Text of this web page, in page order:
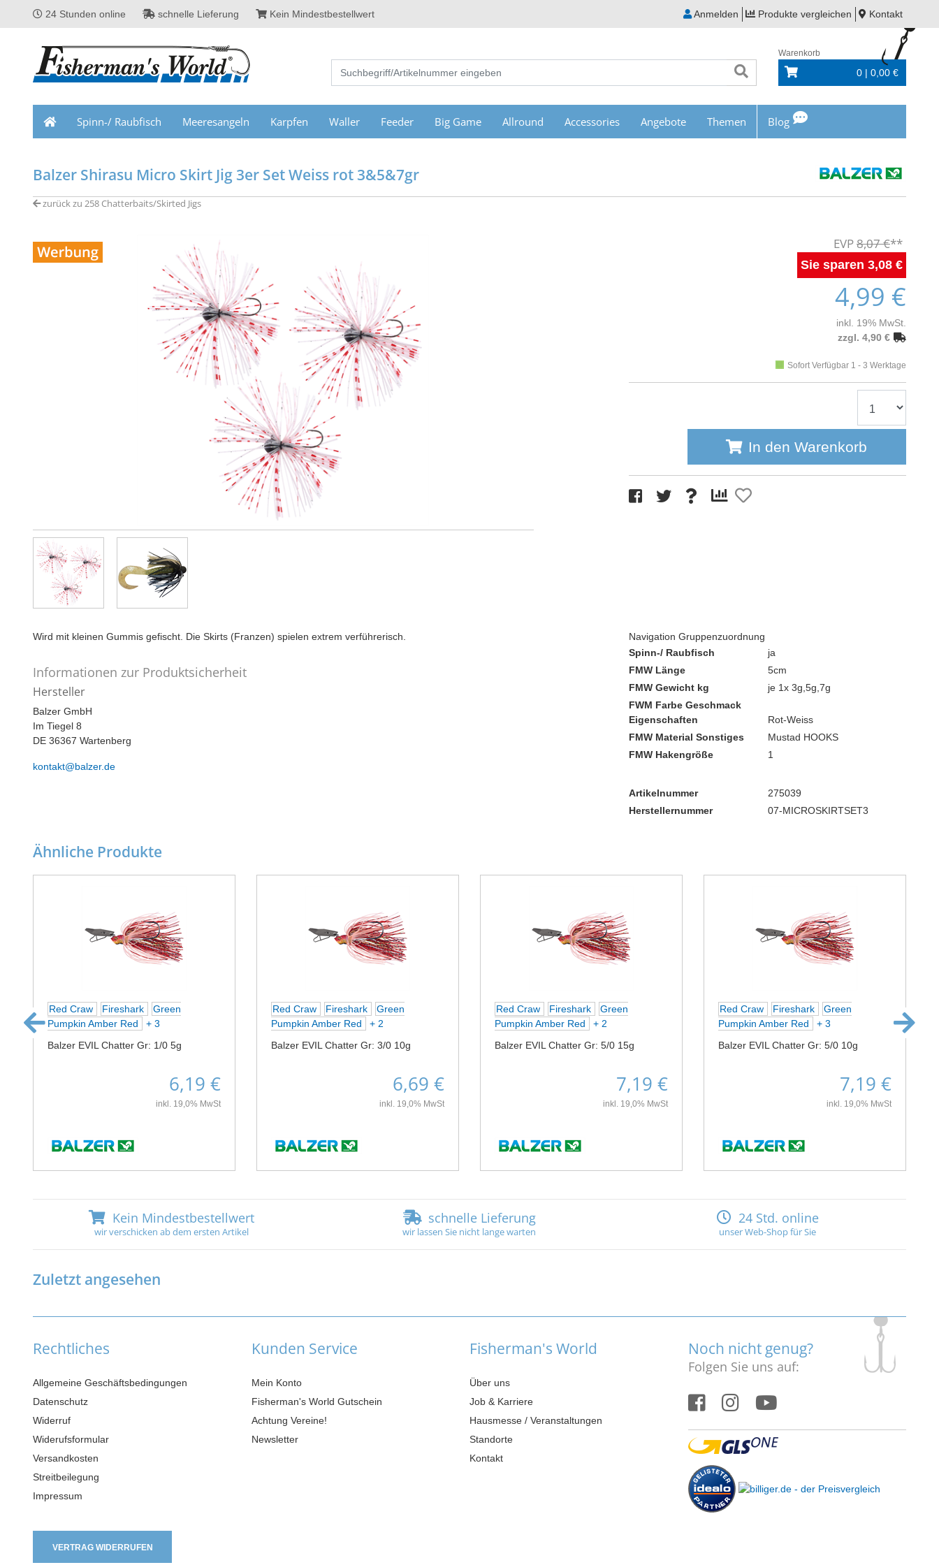
24 Stunden online schnelle Lieferung Kein Mindestbestellwert Anmelden Produkte vergleichen Kontakt
Warenkorb
0 | 0,00 €
Spinn-/ Raubfisch Meeresangeln Karpfen Waller Feeder Big Game Allround Accessories Angebote Themen Blog
Balzer Shirasu Micro Skirt Jig 3er Set Weiss rot 3&5&7gr
zurück zu 258 Chatterbaits/Skirted Jigs
8,07 €
3,08 €
4,99 €
inkl. 19% MwSt.
zzgl. 4,90 €
Sofort Verfügbar 1 - 3 Werktage
In den Warenkorb
Wird mit kleinen Gummis gefischt. Die Skirts (Franzen) spielen extrem verführerisch.
Informationen zur Produktsicherheit
Hersteller
Balzer GmbH
Im Tiegel 8
DE 36367 Wartenberg
kontakt@balzer.de
Navigation Gruppenzuordnung
Spinn-/ Raubfisch
ja
FMW Länge
5cm
FMW Gewicht kg
je 1x 3g,5g,7g
FWM Farbe Geschmack
Eigenschaften
Rot-Weiss
FMW Material Sonstiges
Mustad HOOKS
FMW Hakengröße
1
Artikelnummer
275039
Herstellernummer
07-MICROSKIRTSET3
Ähnliche Produkte
Red Craw Fireshark
Green
Pumpkin Amber Red
+ 3
Balzer EVIL Chatter Gr: 1/0 5g
6,19 €
inkl. 19,0% MwSt
Red Craw Fireshark
Green
Pumpkin Amber Red
+ 2
Balzer EVIL Chatter Gr: 3/0 10g
6,69 €
inkl. 19,0% MwSt
Red Craw Fireshark
Green
Pumpkin Amber Red
+ 2
Balzer EVIL Chatter Gr: 5/0 15g
7,19 €
inkl. 19,0% MwSt
Red Craw Fireshark
Green
Pumpkin Amber Red
+ 3
Balzer EVIL Chatter Gr: 5/0 10g
7,19 €
inkl. 19,0% MwSt
Kein Mindestbestellwert
wir verschicken ab dem ersten Artikel
schnelle Lieferung
wir lassen Sie nicht lange warten
24 Std. online
unser Web-Shop für Sie
Zuletzt angesehen
Rechtliches
Allgemeine Geschäftsbedingungen
Datenschutz
Widerruf
Widerufsformular
Versandkosten
Streitbeilegung
Impressum
Kunden Service
Mein Konto
Fisherman's World Gutschein
Achtung Vereine!
Newsletter
Fisherman's World
Über uns
Job & Karriere
Hausmesse / Veranstaltungen
Standorte
Kontakt
Noch nicht genug?
Folgen Sie uns auf:
VERTRAG WIDERRUFEN